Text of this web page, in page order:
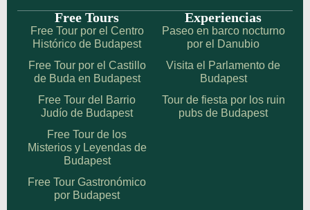
Free Tours
Free Tour por el Centro
Histórico de Budapest
Free Tour por el Castillo
de Buda en Budapest
Free Tour del Barrio
Judío de Budapest
Free Tour de los
Misterios y Leyendas de
Budapest
Free Tour Gastronómico
por Budapest
Experiencias
Paseo en barco nocturno
por el Danubio
Visita el Parlamento de
Budapest
Tour de fiesta por los ruin
pubs de Budapest